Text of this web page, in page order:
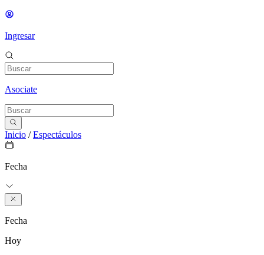
Ingresar
Asociate
Inicio /Espectáculos
Fecha
Fecha
Hoy